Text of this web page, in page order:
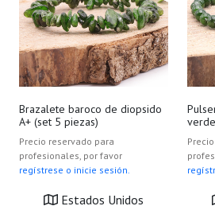
Brazalete baroco de diopsido
A+ (set 5 piezas)
Precio reservado para
profesionales, por favor
regístrese o inicie sesión.
Estados Unidos